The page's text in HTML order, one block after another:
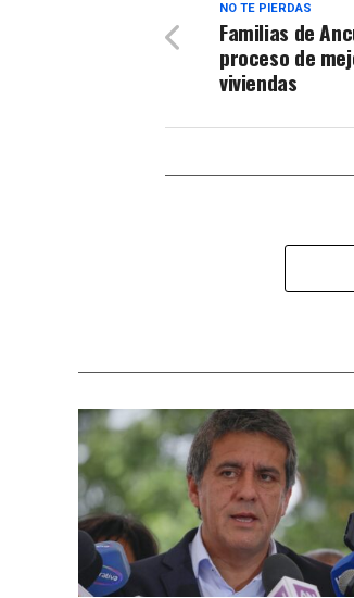
NO TE PIERDAS
Familias de
proceso de
viviendas